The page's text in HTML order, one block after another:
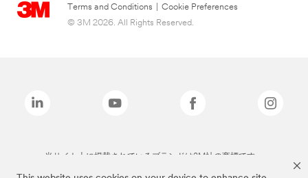
Terms and Conditions
Cookie Preferences
© 3M 2026. All Rights Reserved.
当サイト上に掲載されているブランドは3M社の商標です。